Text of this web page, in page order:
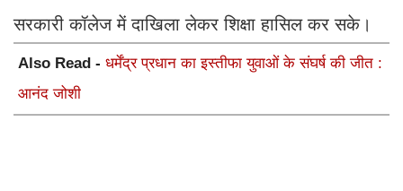
सरकारी कॉलेज में दाखिला लेकर शिक्षा हासिल कर सके।
Also Read - धर्मेंद्र प्रधान का इस्तीफा युवाओं के संघर्ष की जीत :
आनंद जोशी